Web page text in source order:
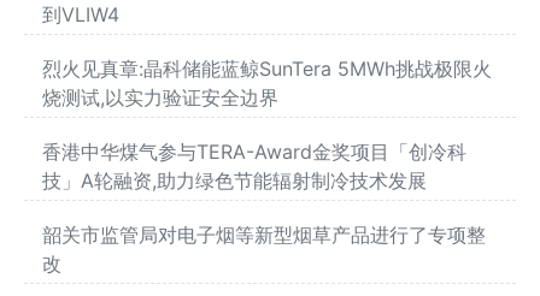
到VLIW4
烈火见真章:晶科储能蓝鲸SunTera 5MWh挑战极限火
烧测试,以实力验证安全边界
香港中华煤气参与TERA-Award金奖项目「创冷科
技」A轮融资,助力绿色节能辐射制冷技术发展
韶关市监管局对电子烟等新型烟草产品进行了专项整
改